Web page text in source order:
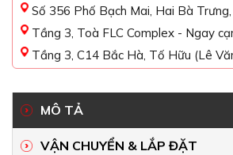
Số 356 Phố Bạch Mai, Hai Bà
Tầng 3, Toà FLC Complex - Ngay
Tầng 3, C14 Bắc Hà, Tố Hữu (Lê
MÔ TẢ
VẬN CHUYỂN & LẮP ĐẶT